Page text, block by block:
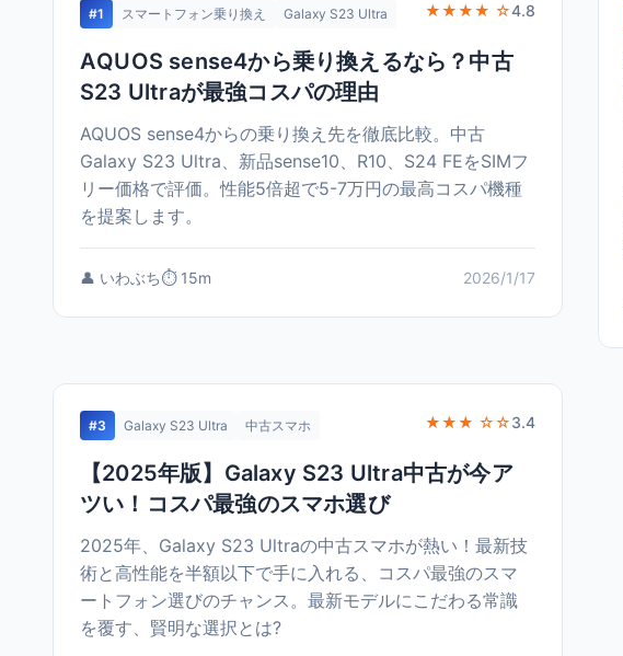
#1 スマートフォン乗り換え Galaxy S23 Ultra ★★★★ ☆4.8
AQUOS sense4から乗り換えるなら？中古
S23 Ultraが最強コスパの理由
AQUOS sense4からの乗り換え先を徹底比較。中古
Galaxy S23 Ultra、新品sense10、R10、S24 FEをSIMフ
リー価格で評価。性能5倍超で5-7万円の最高コスパ機種
を提案します。
👤 いわぶち⏱️ 15m 2026/1/17
#3 Galaxy S23 Ultra 中古スマホ ★★★ ☆☆3.4
【2025年版】Galaxy S23 Ultra中古が今ア
ツい！コスパ最強のスマホ選び
2025年、Galaxy S23 Ultraの中古スマホが熱い！最新技
術と高性能を半額以下で手に入れる、コスパ最強のスマ
ートフォン選びのチャンス。最新モデルにこだわる常識
を覆す、賢明な選択とは?